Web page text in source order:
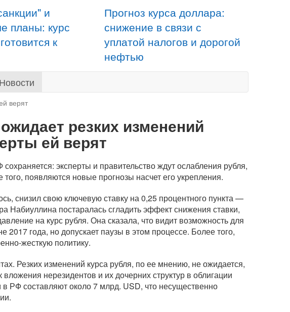
и
планы: курс
к
Прогноз курса доллара:
снижение в связи с
уплатой налогов и дорогой
нефтью
Новости
верят
резких изменений
ей верят
эксперты и правительство ждут ослабления рубля,
появляются новые прогнозы насчет его укрепления.
снизил свою ключевую ставку на 0,25 процентного пункта —
Набиуллина постаралась сгладить эффект снижения ставки,
на курс рубля. Она сказала, что видит возможность для
года, но допускает паузы в этом процессе. Более того,
жесткую политику.
Резких изменений курса рубля, по ее мнению, не ожидается,
нерезидентов и их дочерних структур в облигации
РФ составляют около 7 млрд. USD, что несущественно